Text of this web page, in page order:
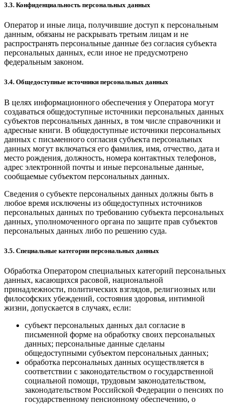
3.3. Конфиденциальность персональных данных
Оператор и иные лица, получившие доступ к персональным
данным, обязаны не раскрывать третьим лицам и не
распространять персональные данные без согласия субъекта
персональных данных, если иное не предусмотрено
федеральным законом.
3.4. Общедоступные источники персональных данных
В целях информационного обеспечения у Оператора могут
создаваться общедоступные источники персональных данных
субъектов персональных данных, в том числе справочники и
адресные книги. В общедоступные источники персональных
данных с письменного согласия субъекта персональных
данных могут включаться его фамилия, имя, отчество, дата и
место рождения, должность, номера контактных телефонов,
адрес электронной почты и иные персональные данные,
сообщаемые субъектом персональных данных.
Сведения о субъекте персональных данных должны быть в
любое время исключены из общедоступных источников
персональных данных по требованию субъекта персональных
данных, уполномоченного органа по защите прав субъектов
персональных данных либо по решению суда.
3.5. Специальные категории персональных данных
Обработка Оператором специальных категорий персональных
данных, касающихся расовой, национальной
принадлежности, политических взглядов, религиозных или
философских убеждений, состояния здоровья, интимной
жизни, допускается в случаях, если:
субъект персональных данных дал согласие в
письменной форме на обработку своих персональных
данных; персональные данные сделаны
общедоступными субъектом персональных данных;
обработка персональных данных осуществляется в
соответствии с законодательством о государственной
социальной помощи, трудовым законодательством,
законодательством Российской Федерации о пенсиях по
государственному пенсионному обеспечению, о